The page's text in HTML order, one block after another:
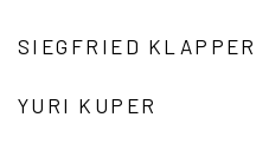
SIEGFRIED KLAPPER
YURI KUPER